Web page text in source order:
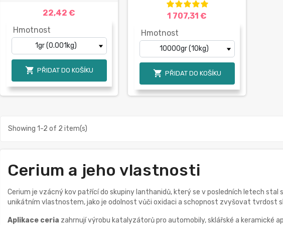
22,42 €
Hmotnost
 PŘIDAT DO KOŠÍKU
1 707,31 €
Hmotnost
 PŘIDAT DO KOŠÍKU
Showing 1-2 of 2 item(s)
Cerium a jeho vlastnosti
Cerium je vzácný kov patřící do skupiny lanthanidů, který se v posledních letech
unikátním vlastnostem, jako je odolnost vůči oxidaci a schopnost zvyšovat tvrdost
Aplikace ceria zahrnují výrobu katalyzátorů pro automobily, sklářské a keramické